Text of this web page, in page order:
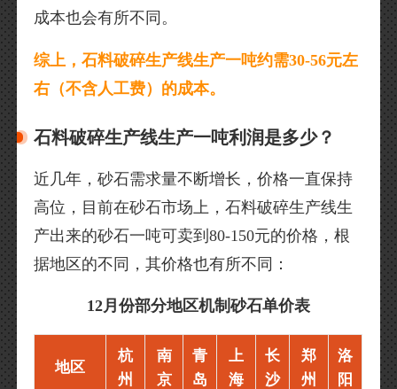
成本也会有所不同。
综上，石料破碎生产线生产一吨约需30-56元左
右（不含人工费）的成本。
石料破碎生产线生产一吨利润是多少？
近几年，砂石需求量不断增长，价格一直保持
高位，目前在砂石市场上，石料破碎生产线生
产出来的砂石一吨可卖到80-150元的价格，根
据地区的不同，其价格也有所不同：
12月份部分地区机制砂石单价表
地区
杭
州
南
京
青
岛
上
海
长
沙
郑
州
洛
阳